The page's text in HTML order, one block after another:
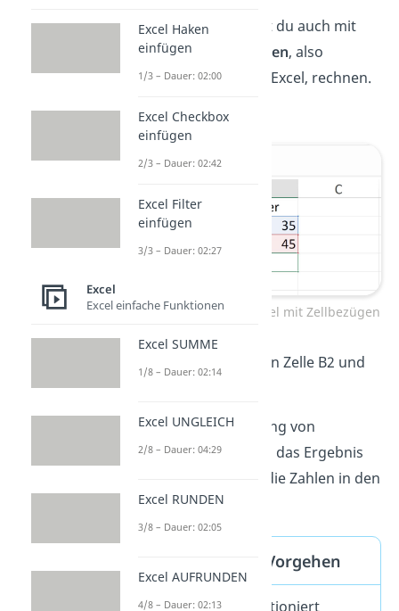
Das Beispiel hier kannst du auch mit
sogenannten
Zellbezügen, also
Verweisen auf Zellen in Excel, rechnen.
Excel Berechnung — Formel mit Zellbezügen
Du addierst die Zahlen in Zelle B2 und
B3. Das Ergebnis ist 80.
Tipp:Bei der Verwendung von
Zellbezügen ändert sich das Ergebnis
automatisch, wenn du die Zahlen in den
Zellen veränderst.
Rechnen in Excel: Vorgehen
In Excel rechnen funktioniert
Excel Haken
einfügen
1/3 – Dauer: 02:00
Excel Checkbox
einfügen
2/3 – Dauer: 02:42
Excel Filter
einfügen
3/3 – Dauer: 02:27
Excel
Excel einfache Funktionen
Excel SUMME
1/8 – Dauer: 02:14
Excel UNGLEICH
2/8 – Dauer: 04:29
Excel RUNDEN
3/8 – Dauer: 02:05
Excel AUFRUNDEN
4/8 – Dauer: 02:13